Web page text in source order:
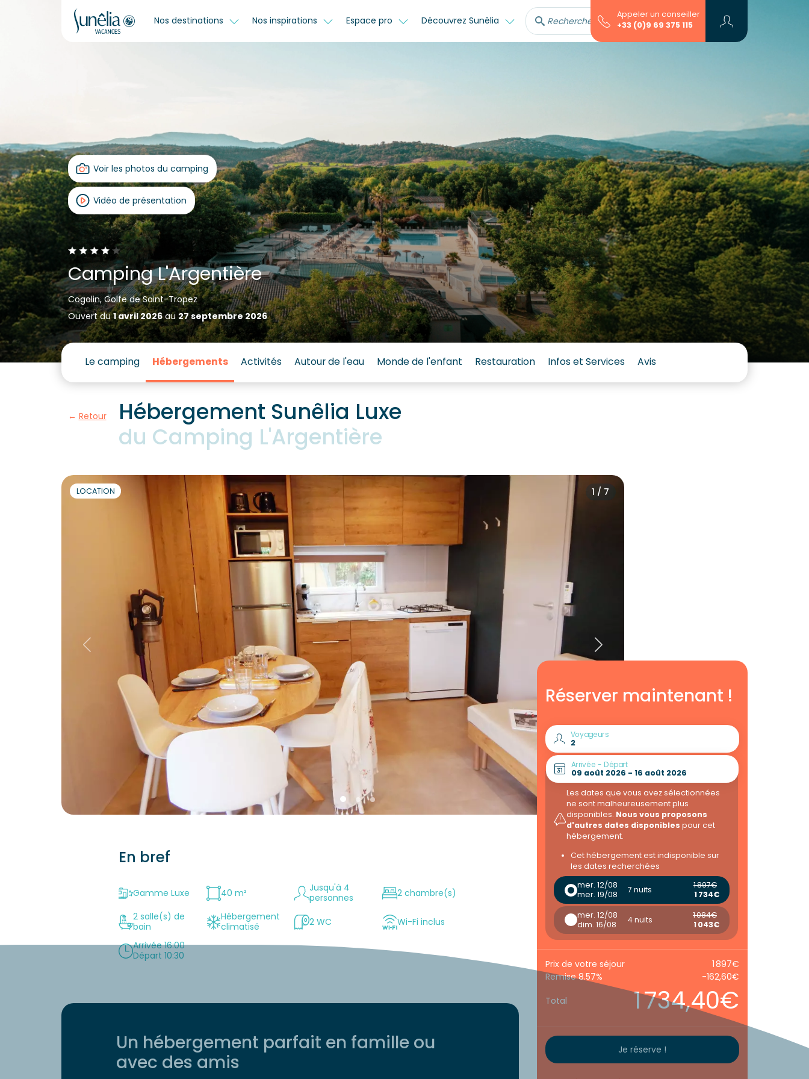
Nos destinations Nos inspirations Espace pro Découvrez Sunêlia Rechercher avec l'assistant...
Appeler un conseiller
+33 (0)9 69 375 115
Voir les photos du camping
Vidéo de présentation
Camping L'Argentière
Cogolin, Golfe de Saint-Tropez
Ouvert du1 avril 2026au 27 septembre 2026
Le camping Hébergements Activités Autour de l'eau Monde de l'enfant Restauration Infos et Services Avis
Retour
Hébergement Sunêlia Luxe
du Camping L'Argentière
Réserver maintenant !
Voyageurs
Arrivée - Départ
Les dates que vous avez sélectionnées
ne sont malheureusement plus
disponibles. Nous vous proposons
d'autres dates disponibles pour cet
hébergement.
Cet hébergement est indisponible sur
les dates recherchées
mer. 12/08
mer. 19/08
7 nuits
1 897€
1 734€
mer. 12/08
dim. 16/08
4 nuits
1 084€
1 043€
Prix de votre séjour
1 897€
Remise 8.57%
-162,60€
Total
1 734,40€
Je réserve !
1 / 7
LOCATION
En bref
Gamme Luxe 40 m²
Jusqu'à 4
personnes
2 chambre(s)
2 salle(s) de
bain
Hébergement
climatisé
2 WC
Wi-Fi inclus
Arrivée 16:00
Départ 10:30
Un hébergement parfait en famille ou
avec des amis